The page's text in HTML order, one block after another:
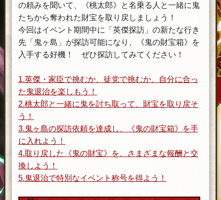
の頼みを聞いて、《桃太郎》と名乗る人と一緒に鬼
たちから奪われた財宝を取り戻しましょう！
今回はイベント期間中に「英傑探訪」の新たな行き
先「鬼ヶ島」が探訪可能になり、《鬼の財宝箱》を
入手する好機！ ぜひ探訪してみてください！
1.英傑・家臣で挑むか、徒党で挑むか、自分に合っ
た鬼退治を楽しもう！
2.桃太郎と一緒に鬼を討ち取って、財宝を取り戻そ
う！
3.鬼ヶ島の探訪依頼を達成し、《鬼の財宝箱》を手
に入れよう！
4.取り戻した《鬼の財宝》を、さまざまな報酬と交
換しよう！
5.鬼退治で特別なイベント称号を得よう！